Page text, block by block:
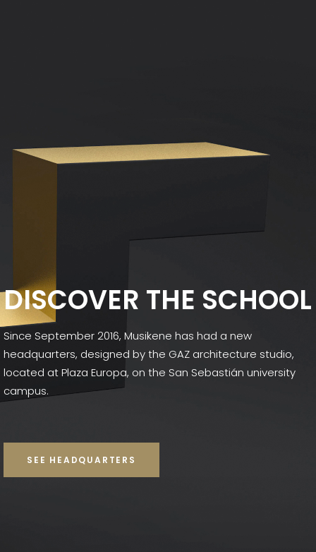
DISCOVER THE SCHOOL
Since September 2016, Musikene has had a new
headquarters, designed by the GAZ architecture studio,
located at Plaza Europa, on the San Sebastián university
campus.
SEE HEADQUARTERS